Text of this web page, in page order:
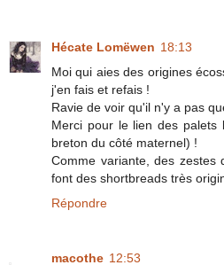
Hécate Lomëwen 18:13
Moi qui aies des origines
j'en fais et refais !
Ravie de voir qu'il n'y a pas
Merci pour le lien des palets
breton du côté maternel) !
Comme variante, des
font des shortbreads très
Répondre
macothe 12:53